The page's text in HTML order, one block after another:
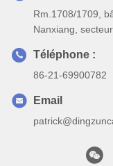
Rm.1708/1709,
Nanxiang,
Téléphone :
86-21-69900782
Email